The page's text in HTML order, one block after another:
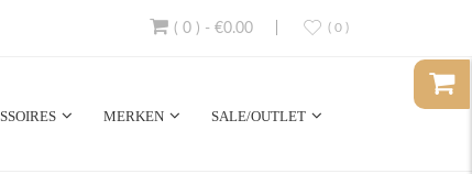
( 0 )
( 0 ) - €0.00
MERKEN SALE/OUTLET